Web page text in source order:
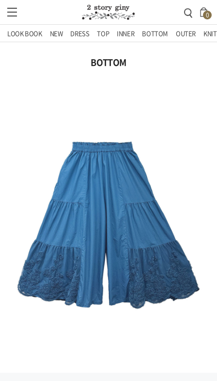
0
LOOK BOOK NEW DRESS TOP INNER BOTTOM OUTER KNIT
BOTTOM